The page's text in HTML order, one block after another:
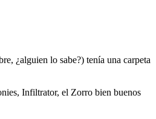
¿alguien lo sabe?) tenía una carpeta
Infiltrator, el Zorro bien buenos